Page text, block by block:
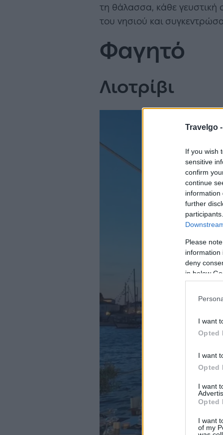
Travelgo -
If you wish
sensitive
confirm
continue
information
further
Please
information
deny
in below
I want
Opted
I want
Opted
I want
Opted
I want
of my
τη θάλασσα, κάθε γευστική
του νησιού και
Φαγητό
Λιοτρίβι